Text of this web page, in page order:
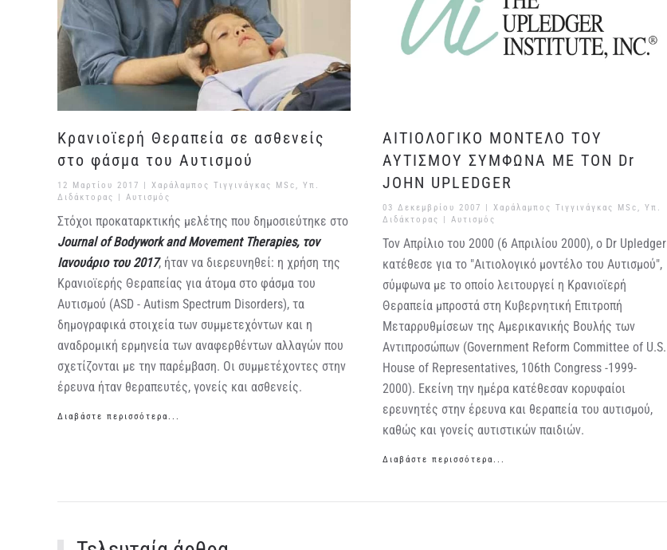
Κρανιοϊερή Θεραπεία σε ασθενείς
στο φάσμα του Αυτισμού
12 Μαρτίου 2017
| Χαράλαμπος Τιγγινάγκας MSc, Υπ.
Διδάκτορας | Αυτισμός
Στόχοι προκαταρκτικής μελέτης που δημοσιεύτηκε στο
Journal of Bodywork and Movement Therapies, τον
Ιανουάριο του 2017, ήταν να διερευνηθεί: η χρήση της
Κρανιοϊερής Θεραπείας για άτομα στο φάσμα του
Αυτισμού (ASD - Autism Spectrum Disorders), τα
δημογραφικά στοιχεία των συμμετεχόντων και η
αναδρομική ερμηνεία των αναφερθέντων αλλαγών που
σχετίζονται με την παρέμβαση. Οι συμμετέχοντες στην
έρευνα ήταν θεραπευτές, γονείς και ασθενείς.
Διαβάστε περισσότερα...
ΑΙΤΙΟΛΟΓΙΚΟ ΜΟΝΤΕΛΟ ΤΟΥ
ΑΥΤΙΣΜΟΥ ΣΥΜΦΩΝΑ ΜΕ ΤΟΝ Dr
JOHN UPLEDGER
03 Δεκεμβρίου 2007
| Χαράλαμπος Τιγγινάγκας MSc, Υπ.
Διδάκτορας |Αυτισμός
Τον Απρίλιο του 2000 (6 Απριλίου 2000), ο Dr Upledger
κατέθεσε για το "Αιτιολογικό μοντέλο του Αυτισμού",
σύμφωνα με το οποίο λειτουργεί η Κρανιοϊερή
Θεραπεία μπροστά στη Κυβερνητική Επιτροπή
Μεταρρυθμίσεων της Αμερικανικής Βουλής των
Αντιπροσώπων (Government Reform Committee of U.S.
House of Representatives, 106th Congress -1999-
2000). Εκείνη την ημέρα κατέθεσαν κορυφαίοι
ερευνητές στην έρευνα και θεραπεία του αυτισμού,
καθώς και γονείς αυτιστικών παιδιών.
Διαβάστε περισσότερα...